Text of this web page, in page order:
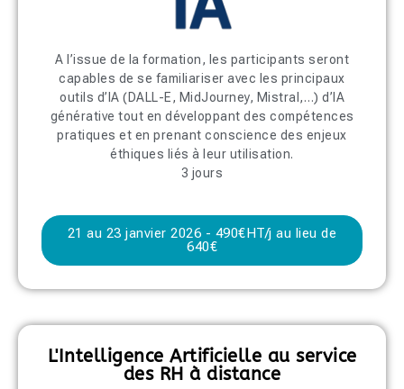
A l’issue de la formation, les participants seront
capables de se familiariser avec les principaux
outils d’IA (DALL-E, MidJourney, Mistral,…) d’IA
générative tout en développant des compétences
pratiques et en prenant conscience des enjeux
éthiques liés à leur utilisation.
3 jours
21 au 23 janvier 2026 - 490€HT/j au lieu de
640€
L'Intelligence Artificielle au service
des RH à distance